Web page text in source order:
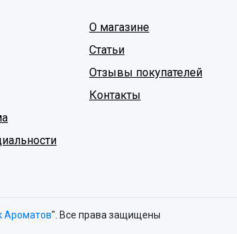
О магазине
Статьи
Отзывы покупателей
Контакты
Ароматов". Все права защищены